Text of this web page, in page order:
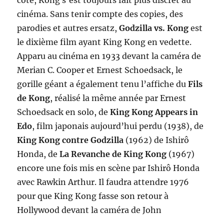
cinéma. Sans tenir compte des copies, des
parodies et autres ersatz,Godzilla vs. Kong est
le dixième film ayant King Kong en vedette.
Apparu au cinéma en 1933 devant la caméra de
Merian C. Cooper et Ernest Schoedsack, le
gorille géant a également tenu l’affiche duFils
de Kong, réalisé la même année par Ernest
Schoedsack en solo, deKing Kong Appears in
Edo, film japonais aujourd’hui perdu (1938), de
King Kong contre Godzilla (1962) de Ishirô
Honda, deLa Revanche de King Kong (1967)
encore une fois mis en scène par Ishirô Honda
avec Rawkin Arthur. Il faudra attendre 1976
pour que King Kong fasse son retour à
Hollywood devant la caméra de John